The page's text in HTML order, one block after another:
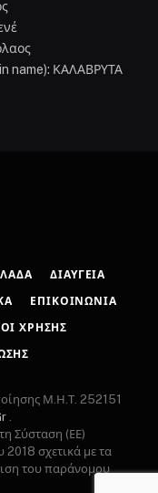
name): ΚΑΛΑΒΡΥΤΑ
ΔΙΑΎΓΕΙΑ
ΕΠΙΚΟΙΝΩΝΊΑ
ΧΡΉΣΗΣ
Μ.Η.Τ. 252151
Σύσταση (ΕΕ)
σχετικά με τα
του παράνομου